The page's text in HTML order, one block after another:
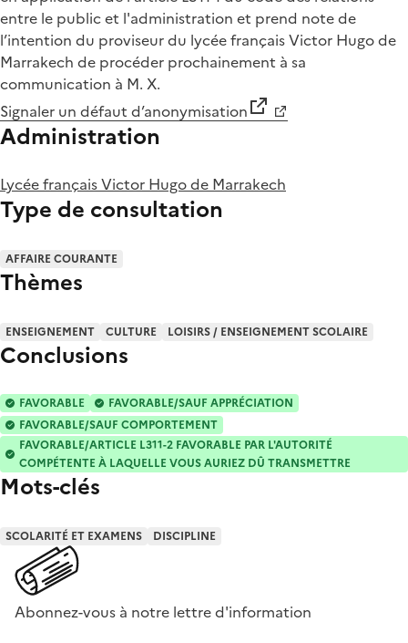
entre le public et l'administration et prend note de
l’intention du proviseur du lycée français Victor Hugo de
Marrakech de procéder prochainement à sa
communication à M. X.
Signaler un défaut d’anonymisation
Administration
Lycée français Victor Hugo de Marrakech
Type de consultation
AFFAIRE COURANTE
Thèmes
ENSEIGNEMENT CULTURE LOISIRS / ENSEIGNEMENT SCOLAIRE
Conclusions
FAVORABLE
FAVORABLE/SAUF APPRÉCIATION
FAVORABLE/SAUF COMPORTEMENT
FAVORABLE/ARTICLE L311-2 FAVORABLE PAR L'AUTORITÉ
COMPÉTENTE À LAQUELLE VOUS AURIEZ DÛ TRANSMETTRE
Mots-clés
SCOLARITÉ ET EXAMENS DISCIPLINE
Abonnez-vous à notre lettre d'information